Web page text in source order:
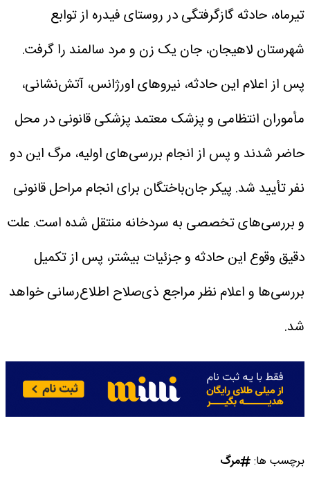
تیرماه، حادثه گازگرفتگی در روستای فیدره از توابع
شهرستان لاهیجان، جان یک زن و مرد سالمند را گرفت.
پس از اعلام این حادثه، نیروهای اورژانس، آتش‌نشانی،
مأموران انتظامی و پزشک معتمد پزشکی قانونی در محل
حاضر شدند و پس از انجام بررسی‌های اولیه، مرگ این دو
نفر تأیید شد. پیکر جان‌باختگان برای انجام مراحل قانونی
و بررسی‌های تخصصی به سردخانه منتقل شده است. علت
دقیق وقوع این حادثه و جزئیات بیشتر، پس از تکمیل
بررسی‌ها و اعلام نظر مراجع ذی‌صلاح اطلاع‌رسانی خواهد
شد.
برچسب ها: مرگ